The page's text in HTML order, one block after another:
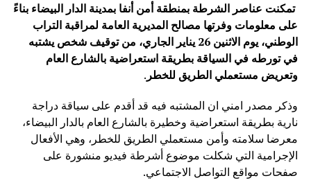
تمكنت عناصر الشرطة بمنطقة أمن أنفا بمدينة الدار البيضاء بناءً
على معلومات وفرتها مصالح المديرية العامة لمراقبة التراب
الوطني، يوم الاثنين 26 يناير الجاري، من توقيف شخص يشتبه
في تورطه في السياقة بطريقة استعراضية بالشارع العام
وتعريض مستعملي الطريق للخطر .
وذكر مصدر امني ان المشتبه فيه قد أقدم على سياقة دراجة
نارية بطريقة استعراضية وخطيرة بالشارع العام بالدار البيضاء،
معرضا سلامته وأمن مستعملي الطريق للخطر، وهي الأفعال
الإجرامية التي شكلت موضوع أشرطة فيديو منشورة على
صفحات مواقع التواصل الاجتماعي.